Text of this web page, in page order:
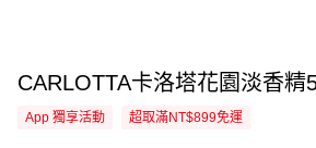
CARLOTTA卡洛塔花園淡香精
App 獨享活動 超取滿NT$899免運